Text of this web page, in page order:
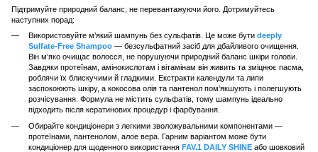
Підтримуйте природний баланс, не перевантажуючи його. Дотримуйтесь
наступних порад:
Використовуйте м’який шампунь без сульфатів. Це може бути deeply
Sulfate-Free Shampoo — безсульфатний засіб для дбайливого очищення.
Він м’яко очищає волосся, не порушуючи природний баланс шкіри голови.
Завдяки протеїнам, амінокислотам і вітамінам він живить та зміцнює пасма,
роблячи їх блискучими й гладкими. Екстракти календули та липи
заспокоюють шкіру, а кокосова олія та пантенол пом’якшують і полегшують
розчісування. Формула не містить сульфатів, тому шампунь ідеально
підходить після кератинових процедур і фарбування.
Обирайте кондиціонери з легкими зволожувальними компонентами —
протеїнами, пантенолом, алое вера. Гарним варіантом може бути
кондиціонер для щоденного використання FAV.1 DAILY SHINE або шовковий